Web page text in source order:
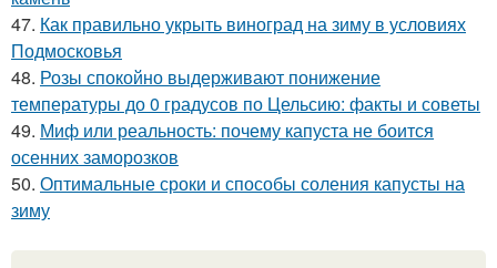
47. Как правильно укрыть виноград на зиму в условиях
Подмосковья
48. Розы спокойно выдерживают понижение
температуры до 0 градусов по Цельсию: факты и советы
49. Миф или реальность: почему капуста не боится
осенних заморозков
50. Оптимальные сроки и способы соления капусты на
зиму